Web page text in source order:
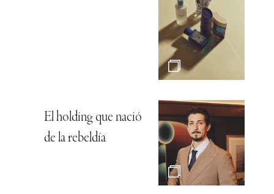
El holding que nació
de la rebeldía